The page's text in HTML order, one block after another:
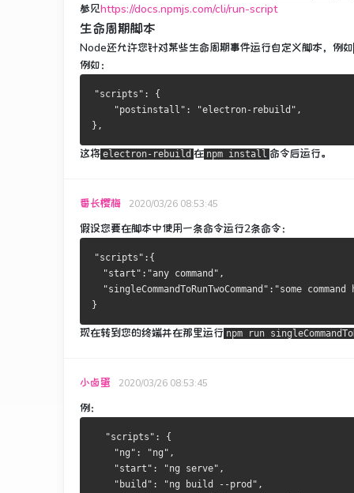
参见https://docs.npmjs.com/cli/run-script
生命周期脚本
Node还允许您针对某些生命周期事件运行自定义脚本，例如
例如：
"scripts": {
    "postinstall": "electron-rebuild",
},
这将 electron-rebuild 在 npm install 命令后运行。
番长樱梅 2020/03/26 08:53:45
假设您要在脚本中使用一条命令运行2条命令：
"scripts":{
  "start":"any command",
"singleCommandToRunTwoCommand":"some command
}
现在转到您的终端并在那里运行 npm run
小卤蛋 2020/03/26 08:53:45
例：
  "scripts": {
    "ng": "ng",
    "start": "ng serve",
    "build": "ng build --prod",